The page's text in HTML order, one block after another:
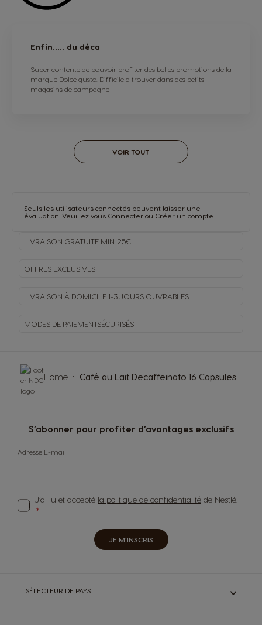
Enfin..... du déca
Super contente de pouvoir profiter des belles promotions de la
marque Dolce gusto. Difficile a trouver dans des petits
magasins de campagne
VOIR TOUT
Seuls les utilisateurs connectés peuvent laisser une
évaluation. Veuillez vous Connecter ou Créer un compte
LIVRAISON GRATUITE MIN. 25€
OFFRES EXCLUSIVES
LIVRAISON À DOMICILE 1-3 JOURS OUVRABLES
MODES DE PAIEMENTSÉCURISÉS
S’abonner pour profiter d’avantages exclusifs
Adresse E-mail
J’ai lu et accepté la politique de confidentialité de Nestlé.
JE M'INSCRIS
Home Café au Lait Decaffeinato 16 Capsules
SÉLECTEUR DE PAYS